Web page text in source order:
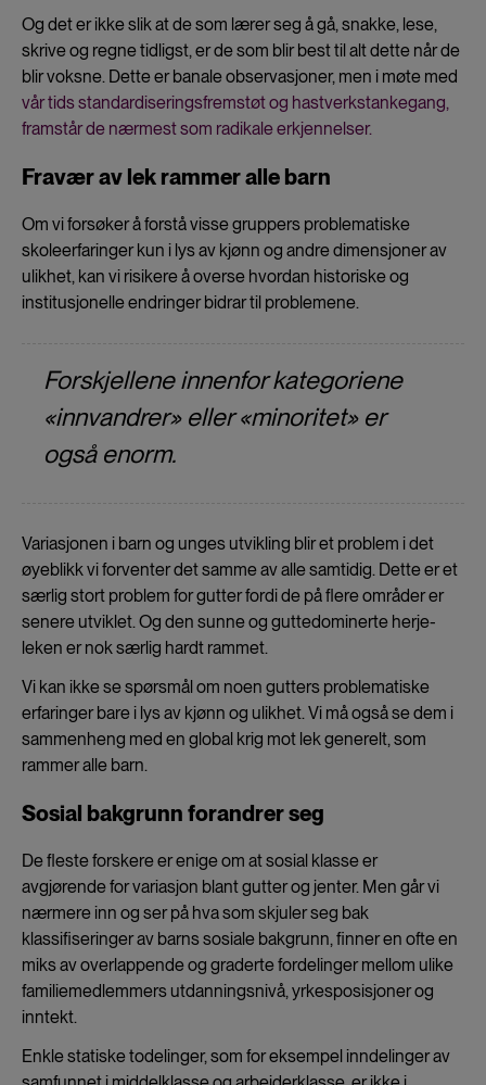
Og det er ikke slik at de som lærer seg å gå, snakke, lese,
skrive og regne tidligst, er de som blir best til alt dette når de
blir voksne. Dette er banale observasjoner, men i møte med
vår tids standardiseringsfremstøt og hastverkstankegang,
framstår de nærmest som radikale erkjennelser.
Fravær av lek rammer alle barn
Om vi forsøker å forstå visse gruppers problematiske
skoleerfaringer kun i lys av kjønn og andre dimensjoner av
ulikhet, kan vi risikere å overse hvordan historiske og
institusjonelle endringer bidrar til problemene.
Forskjellene innenfor kategoriene
«innvandrer» eller «minoritet» er
også enorm.
Variasjonen i barn og unges utvikling blir et problem i det
øyeblikk vi forventer det samme av alle samtidig. Dette er et
særlig stort problem for gutter fordi de på flere områder er
senere utviklet. Og den sunne og guttedominerte herje-
leken er nok særlig hardt rammet.
Vi kan ikke se spørsmål om noen gutters problematiske
erfaringer bare i lys av kjønn og ulikhet. Vi må også se dem i
sammenheng med en global krig mot lek generelt, som
rammer alle barn.
Sosial bakgrunn forandrer seg
De fleste forskere er enige om at sosial klasse er
avgjørende for variasjon blant gutter og jenter. Men går vi
nærmere inn og ser på hva som skjuler seg bak
klassifiseringer av barns sosiale bakgrunn, finner en ofte en
miks av overlappende og graderte fordelinger mellom ulike
familiemedlemmers utdanningsnivå, yrkesposisjoner og
inntekt.
Enkle statiske todelinger, som for eksempel inndelinger av